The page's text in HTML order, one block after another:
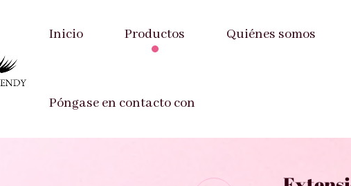
Inicio Productos Quiénes somos
Póngase en contacto con
Extensiones de pestañas - Extensiones de pestañas Easy Fan Negro